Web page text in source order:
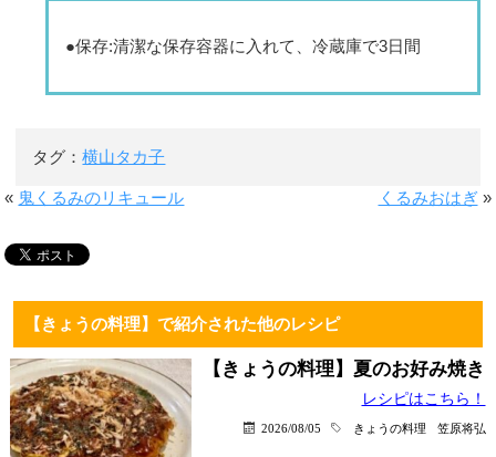
●保存:清潔な保存容器に入れて、冷蔵庫で3日間
タグ：横山タカ子
« 鬼くるみのリキュール くるみおはぎ»
【きょうの料理】で紹介された他のレシピ
【きょうの料理】夏のお好み焼き
レシピはこちら！
2026/08/05 きょうの料理 笠原将弘